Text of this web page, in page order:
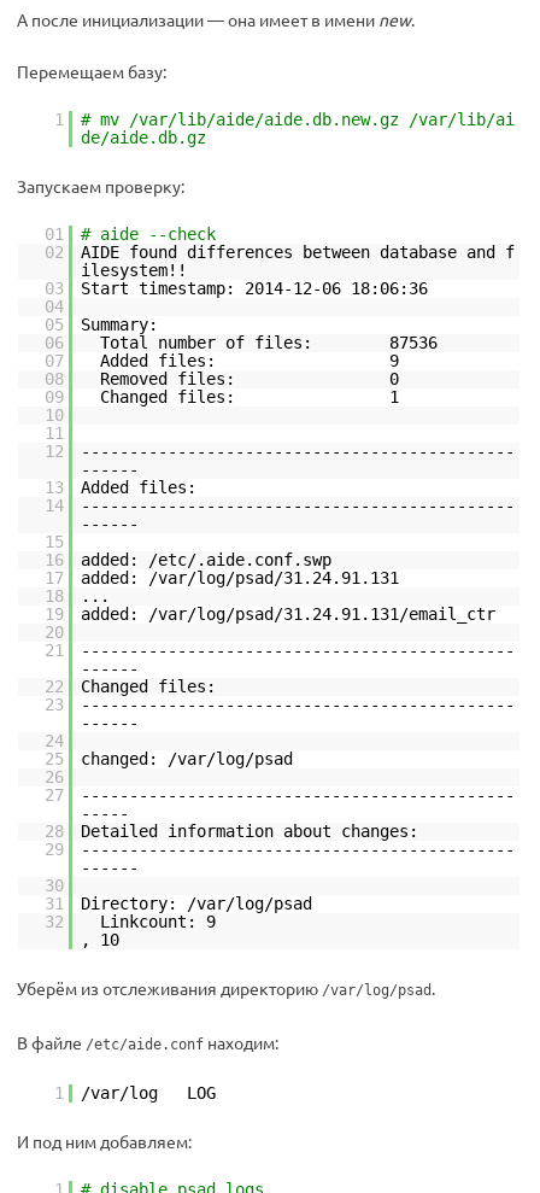
А после инициализации — она имеет в имени new.
Перемещаем базу:
1
# mv /var/lib/aide/aide.db.new.gz /var/lib/ai
de/aide.db.gz
Запускаем проверку:
01
# aide --check
02
AIDE found differences between database and f
ilesystem!!
03
Start timestamp: 2014-12-06 18:06:36
04
05
Summary:
06
Total number of files: 87536
07
Added files: 9
08
Removed files: 0
09
Changed files: 1
10
11
12
---------------------------------------------
------
13
Added files:
14
---------------------------------------------
------
15
16
added: /etc/.aide.conf.swp
17
added: /var/log/psad/31.24.91.131
18
...
19
added: /var/log/psad/31.24.91.131/email_ctr
20
21
---------------------------------------------
------
22
Changed files:
23
---------------------------------------------
------
24
25
changed: /var/log/psad
26
27
---------------------------------------------
-----
28
Detailed information about changes:
29
---------------------------------------------
------
30
31
Directory: /var/log/psad
32
Linkcount: 9
, 10
Уберём из отслеживания директорию /var/log/psad .
В файле /etc/aide.conf находим:
1 /var/log LOG
И под ним добавляем: